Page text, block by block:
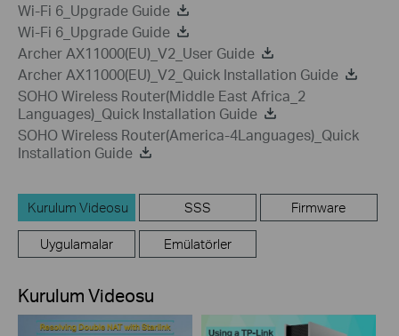
Wi-Fi 6_Upgrade Guide
Wi-Fi 6_Upgrade Guide
Archer AX11000(EU)_V2_User Guide
Archer AX11000(EU)_V2_Quick Installation Guide
SOHO Wireless Router(Middle East Africa_2
Languages)_Quick Installation Guide
SOHO Wireless Router(America-4Languages)_Quick
Installation Guide
Kurulum Videosu SSS Firmware
Uygulamalar Emülatörler
Kurulum Videosu